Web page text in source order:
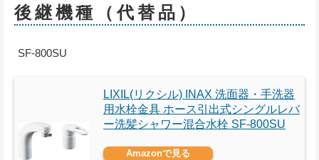
後継機種（代替品）
SF-800SU
LIXIL(リクシル) INAX 洗面器・手洗器
用水栓金具 ホース引出式シングルレバ
ー洗髪シャワー混合水栓 SF-800SU
Amazonで見る